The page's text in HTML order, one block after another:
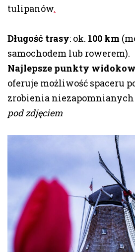
tulipanów.
Długość trasy: ok. 100 km
samochodem lub rowerem).
Najlepsze punkty
oferuje możliwość spaceru
zrobienia niezapomnianych
pod zdjęciem